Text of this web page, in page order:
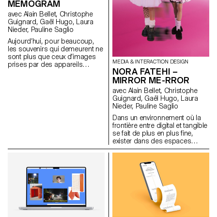
les gens consomment plus
d'images de synthèse que
d'images IRL, il suffit de penser
aux filtres Instagram.
décontextualisation et la
recontextualisation de
symboles exotiques que je
déconstruis ce processus.»
MEMOGRAM
avec Alain Bellet, Christophe
Guignard, Gaël Hugo, Laura
Nieder, Pauline Saglio
Aujourd’hui, pour beaucoup,
les souvenirs qui demeurent ne
sont plus que ceux d’images
prises par des appareils
d’indices et descriptions
MEDIA & INTERACTION DESIGN
NORA FATEHI –
MIRROR ME-RROR
avec Alain Bellet, Christophe
Guignard, Gaël Hugo, Laura
Nieder, Pauline Saglio
Dans un environnement où la
frontière entre digital et tangible
se fait de plus en plus fine,
exister dans des espaces
immatériels implique le
avatar souvent créé à son
image. Habiter dans ces
mondes en fusion conduit
inévitablement à tisser un lien
plus ou moins fort avec ses
propres représentations
numériques. C’est notamment